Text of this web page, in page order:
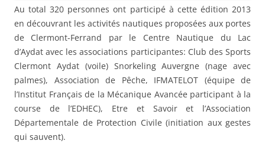
Au total 320 personnes ont participé à cette édition 2013
en découvrant les activités nautiques proposées aux portes
de Clermont-Ferrand par le Centre Nautique du Lac
d’Aydat avec les associations participantes: Club des Sports
Clermont Aydat (voile) Snorkeling Auvergne (nage avec
palmes), Association de Pêche, IFMATELOT (équipe de
l’Institut Français de la Mécanique Avancée participant à la
course de l’EDHEC), Etre et Savoir et l’Association
Départementale de Protection Civile (initiation aux gestes
qui sauvent).